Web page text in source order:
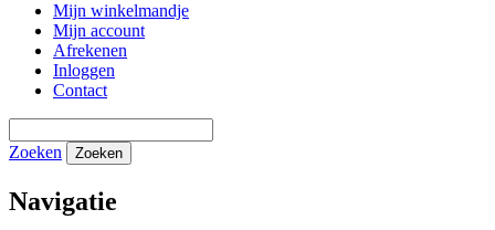
Mijn winkelmandje
Mijn account
Afrekenen
Inloggen
Contact
Zoeken Zoeken
Navigatie